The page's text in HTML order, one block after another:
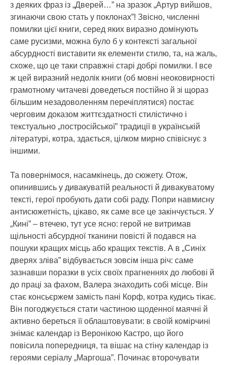
з деяких фраз із „Дверей…” на зразок „Артур вийшов,
згинаючи свою стать у поклонах”! Звісно, численні
помилки цієї книги, серед яких виразно домінують
саме русизми, можна було б у контексті загальної
абсурдності виставити як елементи стилю, та, на жаль,
схоже, що це таки справжні старі добрі помилки. І все
ж цей виразний недолік книги (об мовні неоковирності
грамотному читачеві доведеться постійно й зі щораз
більшим незадоволенням перечіплятися) постає
черговим доказом життєздатності стилістично і
текстуально „постросійської” традиції в українській
літературі, котра, здається, цілком мирно співіснує з
іншими.
Та повернімося, насамкінець, до сюжету. Отож,
опинившись у дивакуватій реальності й дивакуватому
тексті, герої пробують дати собі раду. Попри навмисну
антисюжетність, цікаво, як саме все це закінчується. У
„Кині” – втечею, тут усе ясно: герой не витримав
щільності абсурдної тканини повісті й подався на
пошуки кращих місць або кращих текстів. А в „Синіх
дверях зліва” відбувається зовсім інша річ: саме
зазнавши поразки в усіх своїх прагненнях до любові й
до праці за фахом, Валера знаходить собі місце. Він
стає консьєржем замість пані Корф, котра кудись тікає.
Він погоджується стати частиною щоденної маячні й
активно береться її облаштовувати: в своїй комірчині
знімає календар із Веронікою Кастро, що його
повісила попередниця, та вішає на стіну календар із
героями серіалу „Маргоша”. Починає второчувати